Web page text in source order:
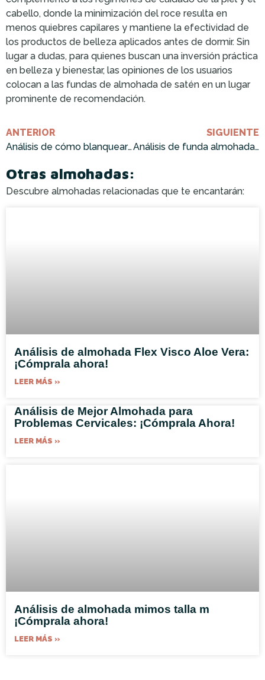
cabello, donde la minimización del roce resulta en
menos quiebres capilares y mantiene la efectividad de
los productos de belleza aplicados antes de dormir. Sin
lugar a dudas, para quienes buscan una inversión práctica
en belleza y bienestar, las opiniones de los usuarios
colocan a las fundas de almohada de satén en un lugar
prominente de recomendación.
ANTERIOR
Análisis de cómo blanquear fundas de almohadas amarillentas: ¡Cómprala ahora!
SIGUIENTE
Análisis de funda almohada franela: ¡Cómprala ahora!
Otras almohadas:
Descubre almohadas relacionadas que te encantarán:
Análisis de almohada Flex Visco Aloe Vera:
¡Cómprala ahora!
LEER MÁS »
Análisis de Mejor Almohada para
Problemas Cervicales: ¡Cómprala Ahora!
LEER MÁS »
Análisis de almohada mimos talla m
¡Cómprala ahora!
LEER MÁS »